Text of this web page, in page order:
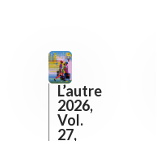
L’autre
2026,
Vol.
27,